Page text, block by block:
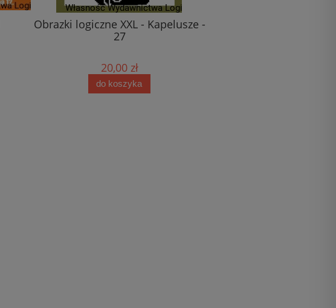
Obrazki logiczne XXL - Kapelusze -
27
20,00 zł
do koszyka